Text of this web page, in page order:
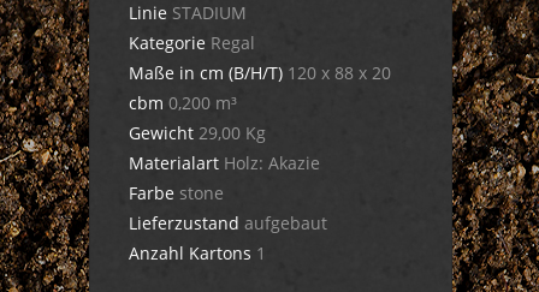
Linie STADIUM
Kategorie Regal
Maße in cm (B/H/T) 120 x 88 x 20
cbm 0,200 m³
Gewicht 29,00 Kg
Materialart Holz: Akazie
Farbe stone
Lieferzustand aufgebaut
Anzahl Kartons 1